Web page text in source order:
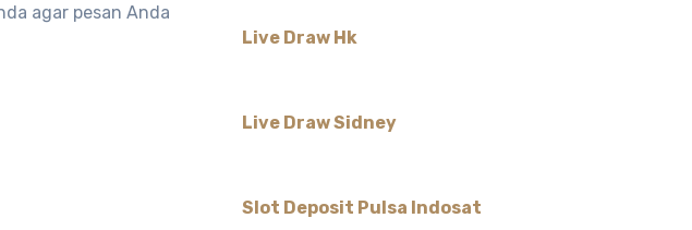
agar pesan Anda
Live Draw Hk
Live Draw Sidney
Slot Deposit Pulsa Indosat